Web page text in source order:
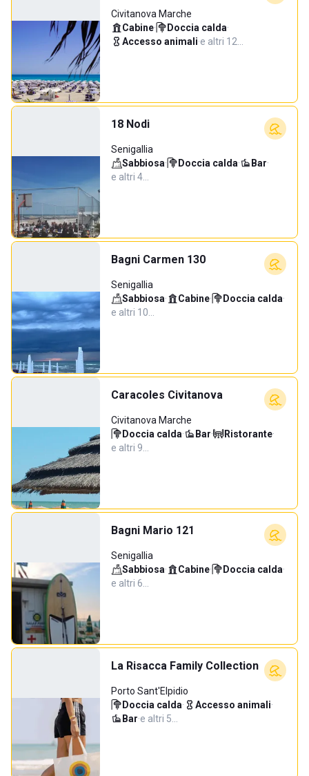
Civitanova Marche
Cabine· Doccia calda·
Accesso animali·e altri 12…
18 Nodi
Senigallia
Sabbiosa· Doccia calda· Bar·
e altri 4…
Bagni Carmen 130
Senigallia
Sabbiosa· Cabine· Doccia calda·
e altri 10…
Caracoles Civitanova
Civitanova Marche
Doccia calda· Bar· Ristorante·
e altri 9…
Bagni Mario 121
Senigallia
Sabbiosa· Cabine· Doccia calda·
e altri 6…
La Risacca Family Collection
Porto Sant'Elpidio
Doccia calda· Accesso animali·
Bar·e altri 5…